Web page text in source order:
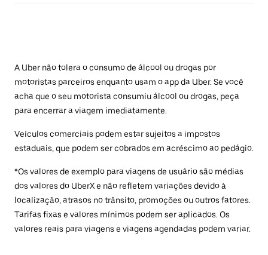
A Uber não tolera o consumo de álcool ou drogas por
motoristas parceiros enquanto usam o app da Uber. Se você
acha que o seu motorista consumiu álcool ou drogas, peça
para encerrar a viagem imediatamente.
Veículos comerciais podem estar sujeitos a impostos
estaduais, que podem ser cobrados em acréscimo ao pedágio.
*Os valores de exemplo para viagens de usuário são médias
dos valores do UberX e não refletem variações devido à
localização, atrasos no trânsito, promoções ou outros fatores.
Tarifas fixas e valores mínimos podem ser aplicados. Os
valores reais para viagens e viagens agendadas podem variar.